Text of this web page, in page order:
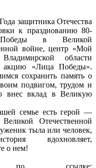
защитника Отечества
к празднованию 80-
в Великой
войне, центр «Мой
области
акцию «Лица Победы».
сохранить память о
подвигом, трудом и
внес вклад в Великую
семье есть герой —
Великой Отечественной
тыла или человек,
вдохновляет,
о нем!
по ссылке: